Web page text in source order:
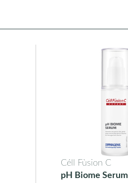
Céll Fùsion C
pH Biome Serum